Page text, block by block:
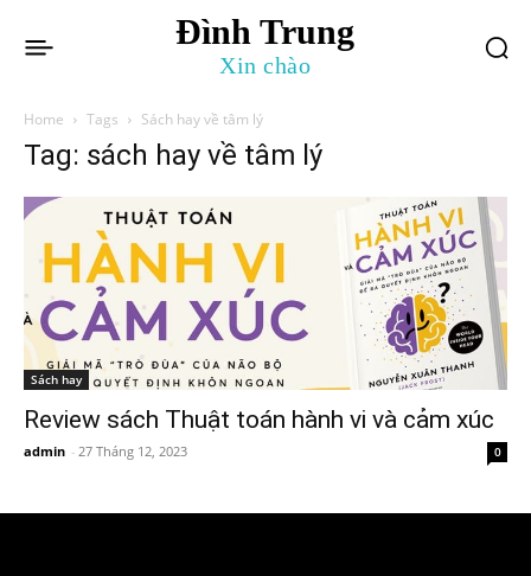
Đình Trung
Xin chào
Home Tags Sách hay về tâm lý
Tag: sách hay về tâm lý
Sách hay
Review sách Thuật toán hành vi và cảm xúc
admin - 27 Tháng 12, 2023 0